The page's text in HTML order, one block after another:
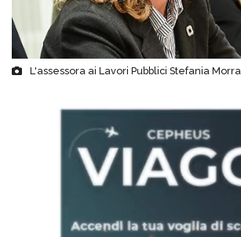
L'assessora ai Lavori Pubblici Stefania Morra